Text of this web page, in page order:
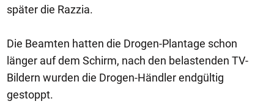
später die Razzia.
Die Beamten hatten die Drogen-Plantage schon
länger auf dem Schirm, nach den belastenden TV-
Bildern wurden die Drogen-Händler endgültig
gestoppt.